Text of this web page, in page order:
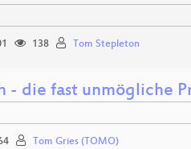
138 Tom Stepleton
- die fast unmögliche
Tom Gries (TOMO)